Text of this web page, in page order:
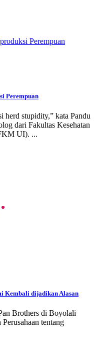
Perempuan
herd stupidity,” kata Pandu
dari Fakultas Kesehatan
UI). ...
Kembali dijadikan Alasan
Brothers di Boyolali
tentang